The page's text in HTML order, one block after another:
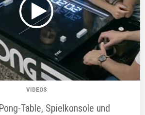
VIDEOS
Table, Spielkonsole und